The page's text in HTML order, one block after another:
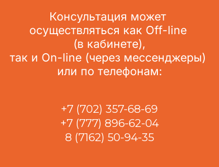
Консультация может
осуществляться как Off-line
(в кабинете),
так и On-line (через мессенджеры)
или по телефонам:
+7 (702) 357-68-69
+7 (777) 896-62-04
8 (7162) 50-94-35